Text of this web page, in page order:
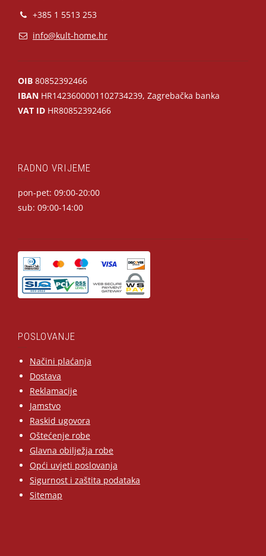
+385 1 5513 253
info@kult-home.hr
OIB 80852392466
IBAN HR1423600001102734239, Zagrebačka banka
VAT ID HR80852392466
RADNO VRIJEME
pon-pet: 09:00-20:00
sub: 09:00-14:00
POSLOVANJE
Načini plaćanja
Dostava
Reklamacije
Jamstvo
Raskid ugovora
Oštećenje robe
Glavna obilježja robe
Opći uvjeti poslovanja
Sigurnost i zaštita podataka
Sitemap